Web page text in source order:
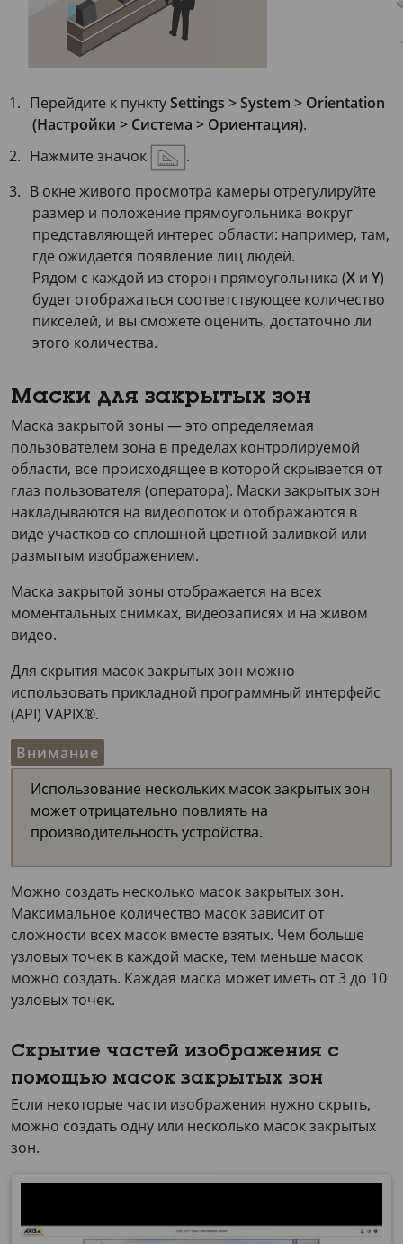
Перейдите к пунктуSettings > System > Orientation
(Настройки > Система > Ориентация).
Нажмите значок
.
В окне живого просмотра камеры отрегулируйте
размер и положение прямоугольника вокруг
представляющей интерес области: например, там,
где ожидается появление лиц людей.
Рядом с каждой из сторон прямоугольника (X и Y)
будет отображаться соответствующее количество
пикселей, и вы сможете оценить, достаточно ли
этого количества.
Маски для закрытых зон
Маска закрытой зоны — это определяемая
пользователем зона в пределах контролируемой
области, все происходящее в которой скрывается от
глаз пользователя (оператора). Маски закрытых зон
накладываются на видеопоток и отображаются в
виде участков со сплошной цветной заливкой или
размытым изображением.
Маска закрытой зоны отображается на всех
моментальных снимках, видеозаписях и на живом
видео.
Для скрытия масок закрытых зон можно
использовать прикладной программный интерфейс
(API) VAPIX®.
Внимание
Использование нескольких масок закрытых зон
может отрицательно повлиять на
производительность устройства.
Можно создать несколько масок закрытых зон.
Максимальное количество масок зависит от
сложности всех масок вместе взятых. Чем больше
узловых точек в каждой маске, тем меньше масок
можно создать. Каждая маска может иметь от 3 до 10
узловых точек.
Скрытие частей изображения с
помощью масок закрытых зон
Если некоторые части изображения нужно скрыть,
можно создать одну или несколько масок закрытых
зон.